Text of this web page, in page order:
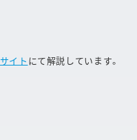
イト にて解説しています。